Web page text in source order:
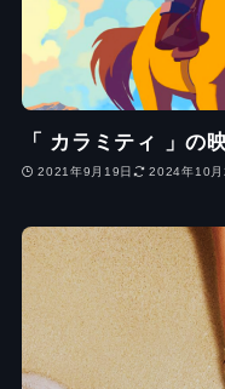
「 カラミティ 」の
2021年9月19日 2024年10月